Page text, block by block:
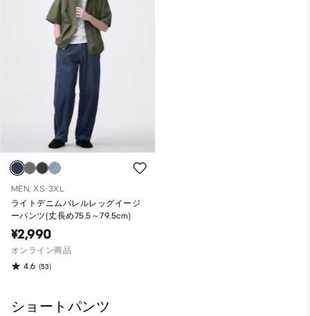
MEN, XS-3XL
ライトデニムバレルレッグイージ
ーパンツ(丈長め75.5～79.5cm)
¥2,990
オンライン商品
4.6 (53)
ショートパンツ